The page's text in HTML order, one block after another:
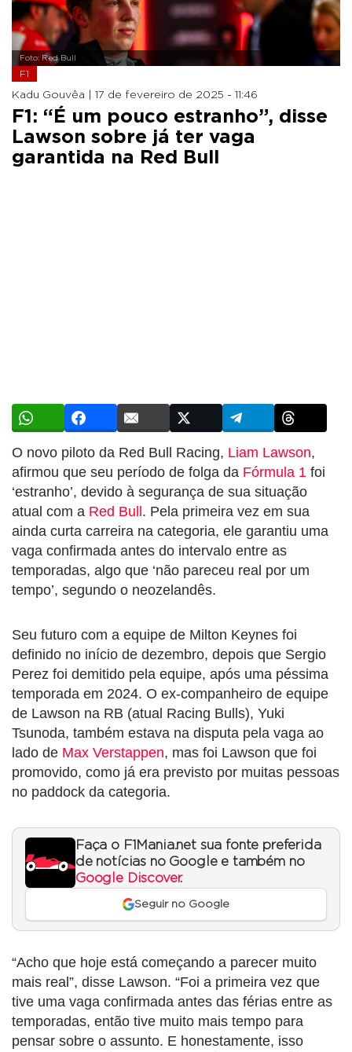
Foto: Red Bull
F1
Kadu Gouvêa | 17 de fevereiro de 2025 - 11:46
F1: “É um pouco estranho”, disse
Lawson sobre já ter vaga
garantida na Red Bull
O novo piloto da Red Bull Racing, Liam Lawson,
afirmou que seu período de folga da Fórmula 1 foi
‘estranho’, devido à segurança de sua situação
atual com a Red Bull. Pela primeira vez em sua
ainda curta carreira na categoria, ele garantiu uma
vaga confirmada antes do intervalo entre as
temporadas, algo que ‘não pareceu real por um
tempo’, segundo o neozelandês.
Seu futuro com a equipe de Milton Keynes foi
definido no início de dezembro, depois que Sergio
Perez foi demitido pela equipe, após uma péssima
temporada em 2024. O ex-companheiro de equipe
de Lawson na RB (atual Racing Bulls), Yuki
Tsunoda, também estava na disputa pela vaga ao
lado de Max Verstappen, mas foi Lawson que foi
promovido, como já era previsto por muitas pessoas
no paddock da categoria.
Faça o F1Mania.net sua fonte preferida
de notícias no Google e também no
Google Discover.
Seguir no Google
“Acho que hoje está começando a parecer muito
mais real”, disse Lawson. “Foi a primeira vez que
tive uma vaga confirmada antes das férias entre as
temporadas, então tive muito mais tempo para
pensar sobre o assunto. E honestamente, isso